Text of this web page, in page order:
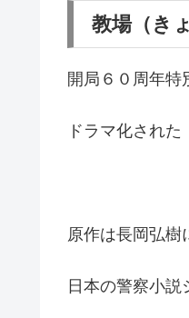
教場（き
開局６０周年特
ドラマ化された
原作は長岡弘樹
日本の警察小説